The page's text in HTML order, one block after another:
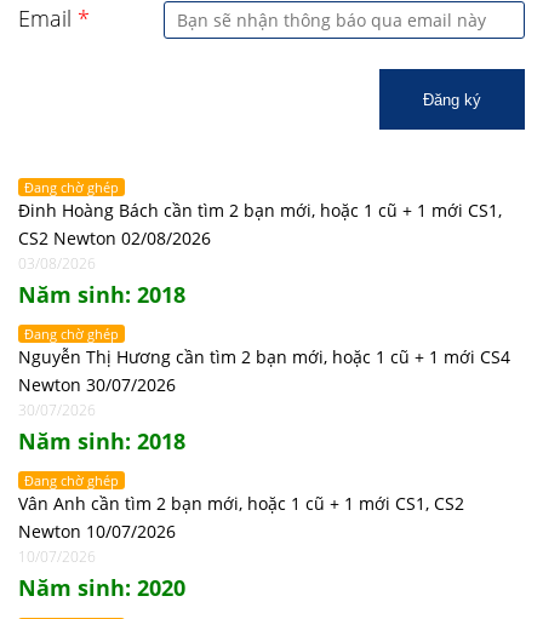
Email *
Đăng ký
Đang chờ ghép
Đinh Hoàng Bách cần tìm 2 bạn mới, hoặc 1 cũ + 1 mới CS1,
CS2 Newton 02/08/2026
03/08/2026
Năm sinh: 2018
Đang chờ ghép
Nguyễn Thị Hương cần tìm 2 bạn mới, hoặc 1 cũ + 1 mới CS4
Newton 30/07/2026
30/07/2026
Năm sinh: 2018
Đang chờ ghép
Vân Anh cần tìm 2 bạn mới, hoặc 1 cũ + 1 mới CS1, CS2
Newton 10/07/2026
10/07/2026
Năm sinh: 2020